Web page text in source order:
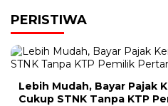
PERISTIWA
Lebih Mudah, Bayar Pajak
Cukup STNK Tanpa KTP